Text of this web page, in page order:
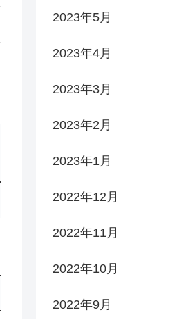
2023年5月
2023年4月
2023年3月
2023年2月
2023年1月
2022年12月
2022年11月
2022年10月
2022年9月